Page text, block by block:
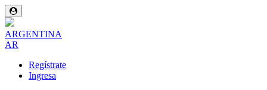
ARGENTINA
AR
Regístrate
Ingresa